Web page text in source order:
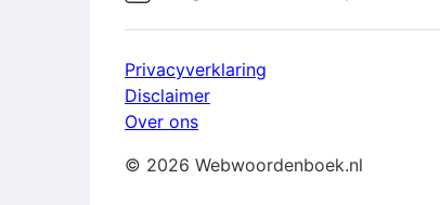
Privacyverklaring
Disclaimer
Over ons
© 2026 Webwoordenboek.nl